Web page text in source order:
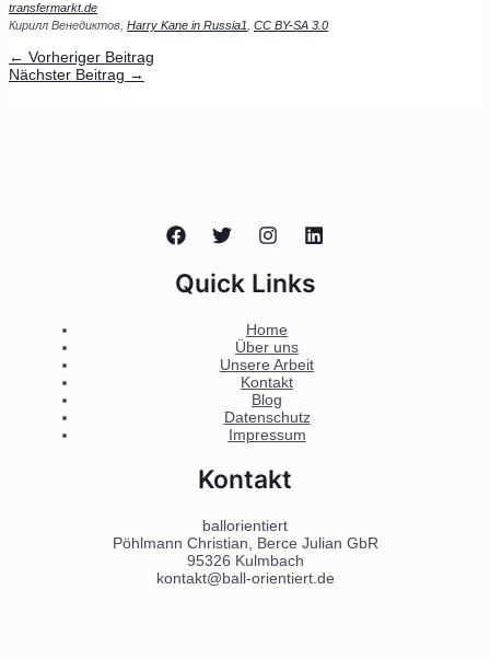
transfermarkt.de
Кирилл Венедиктов, Harry Kane in Russia1 CC BY-SA 3.0
← Vorheriger Beitrag
Nächster Beitrag →
Quick Links
Home
Über uns
Unsere Arbeit
Kontakt
Blog
Datenschutz
Impressum
Kontakt
ballorientiert
Pöhlmann Christian, Berce Julian GbR
95326 Kulmbach
kontakt@ball-orientiert.de